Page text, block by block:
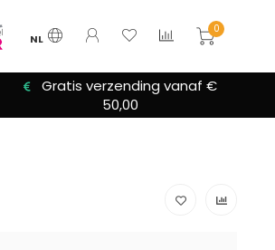
NL
0
Gratis verzending vanaf €
50,00